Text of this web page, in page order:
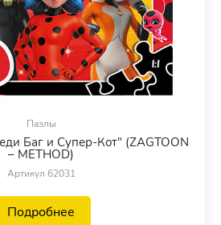
Пазлы
Баг и Супер-Кот" (ZAGTOON
– METHOD)
Артикул 62031
Подробнее